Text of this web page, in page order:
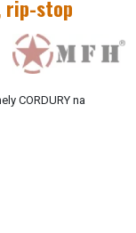
rip-stop
CORDURY na